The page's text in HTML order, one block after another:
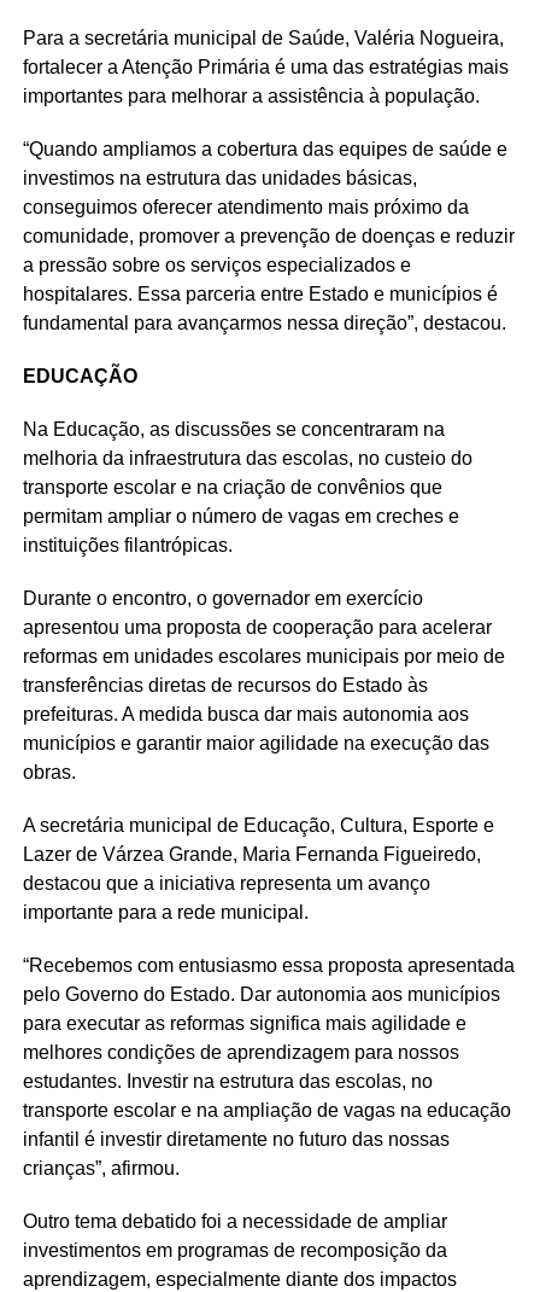
Para a secretária municipal de Saúde, Valéria Nogueira,
fortalecer a Atenção Primária é uma das estratégias mais
importantes para melhorar a assistência à população.
“Quando ampliamos a cobertura das equipes de saúde e
investimos na estrutura das unidades básicas,
conseguimos oferecer atendimento mais próximo da
comunidade, promover a prevenção de doenças e reduzir
a pressão sobre os serviços especializados e
hospitalares. Essa parceria entre Estado e municípios é
fundamental para avançarmos nessa direção”, destacou.
EDUCAÇÃO
Na Educação, as discussões se concentraram na
melhoria da infraestrutura das escolas, no custeio do
transporte escolar e na criação de convênios que
permitam ampliar o número de vagas em creches e
instituições filantrópicas.
Durante o encontro, o governador em exercício
apresentou uma proposta de cooperação para acelerar
reformas em unidades escolares municipais por meio de
transferências diretas de recursos do Estado às
prefeituras. A medida busca dar mais autonomia aos
municípios e garantir maior agilidade na execução das
obras.
A secretária municipal de Educação, Cultura, Esporte e
Lazer de Várzea Grande, Maria Fernanda Figueiredo,
destacou que a iniciativa representa um avanço
importante para a rede municipal.
“Recebemos com entusiasmo essa proposta apresentada
pelo Governo do Estado. Dar autonomia aos municípios
para executar as reformas significa mais agilidade e
melhores condições de aprendizagem para nossos
estudantes. Investir na estrutura das escolas, no
transporte escolar e na ampliação de vagas na educação
infantil é investir diretamente no futuro das nossas
crianças”, afirmou.
Outro tema debatido foi a necessidade de ampliar
investimentos em programas de recomposição da
aprendizagem, especialmente diante dos impactos